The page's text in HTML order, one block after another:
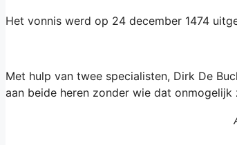
Het vonnis werd op 24 december 1474
Met hulp van twee specialisten, Dirk De
aan beide heren zonder wie dat onmogelijk